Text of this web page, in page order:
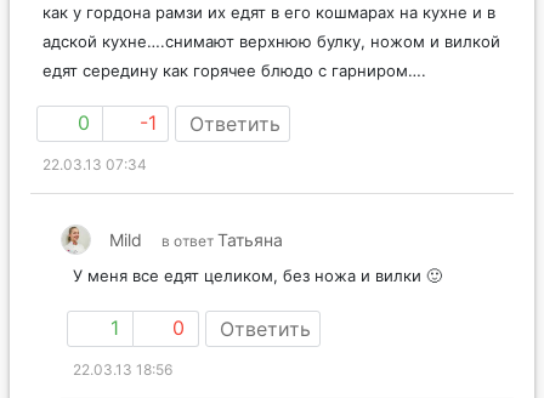
как у гордона рамзи их едят в его кошмарах на кухне и в
адской кухне….снимают верхнюю булку, ножом и вилкой
едят середину как горячее блюдо с гарниром….
0 -1 Ответить
22.03.13 07:34
Mild в ответ Татьяна
У меня все едят целиком, без ножа и вилки 🙂
1 0 Ответить
22.03.13 18:56